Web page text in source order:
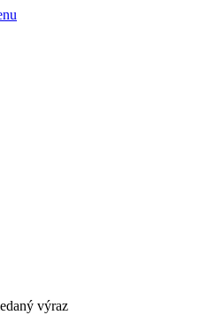
výraz